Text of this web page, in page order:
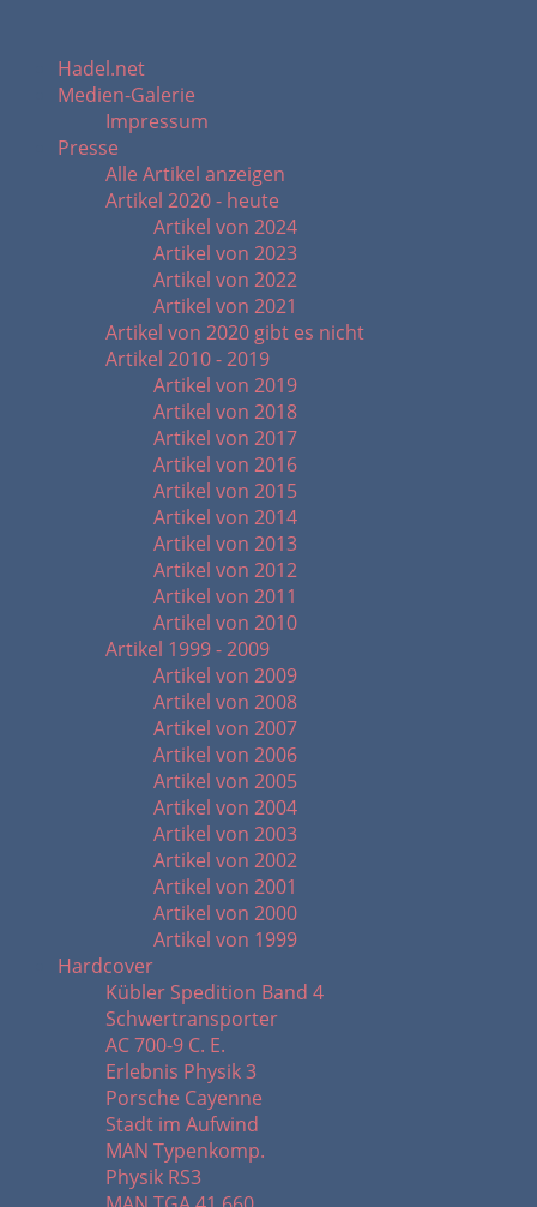
Hadel.net
Medien-Galerie
Impressum
Presse
Alle Artikel anzeigen
Artikel 2020 - heute
Artikel von 2024
Artikel von 2023
Artikel von 2022
Artikel von 2021
Artikel von 2020 gibt es nicht
Artikel 2010 - 2019
Artikel von 2019
Artikel von 2018
Artikel von 2017
Artikel von 2016
Artikel von 2015
Artikel von 2014
Artikel von 2013
Artikel von 2012
Artikel von 2011
Artikel von 2010
Artikel 1999 - 2009
Artikel von 2009
Artikel von 2008
Artikel von 2007
Artikel von 2006
Artikel von 2005
Artikel von 2004
Artikel von 2003
Artikel von 2002
Artikel von 2001
Artikel von 2000
Artikel von 1999
Hardcover
Kübler Spedition Band 4
Schwertransporter
AC 700-9 C. E.
Erlebnis Physik 3
Porsche Cayenne
Stadt im Aufwind
MAN Typenkomp.
Physik RS3